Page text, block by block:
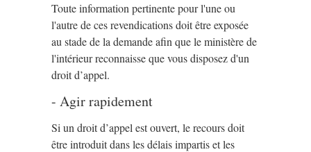
Toute information pertinente pour l'une ou
l'autre de ces revendications doit être exposée
au stade de la demande afin que le ministère de
l'intérieur reconnaisse que vous disposez d'un
droit d’appel.
- Agir rapidement
Si un droit d’appel est ouvert, le recours doit
être introduit dans les délais impartis et les